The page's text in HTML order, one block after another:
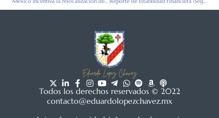
Todos los derechos reservados © 2022
contacto@eduardolopezchavez.mx